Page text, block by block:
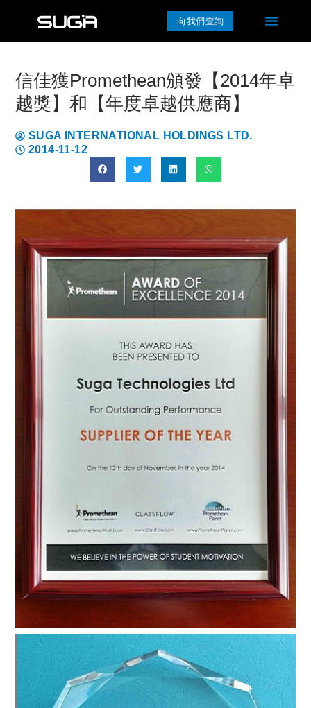
向我們查詢
信佳獲Promethean頒發【2014年卓
越獎】和【年度卓越供應商】
SUGA INTERNATIONAL HOLDINGS LTD.
2014-11-12